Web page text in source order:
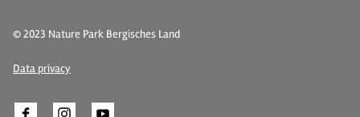
© 2023 Nature Park Bergisches Land
Data privacy